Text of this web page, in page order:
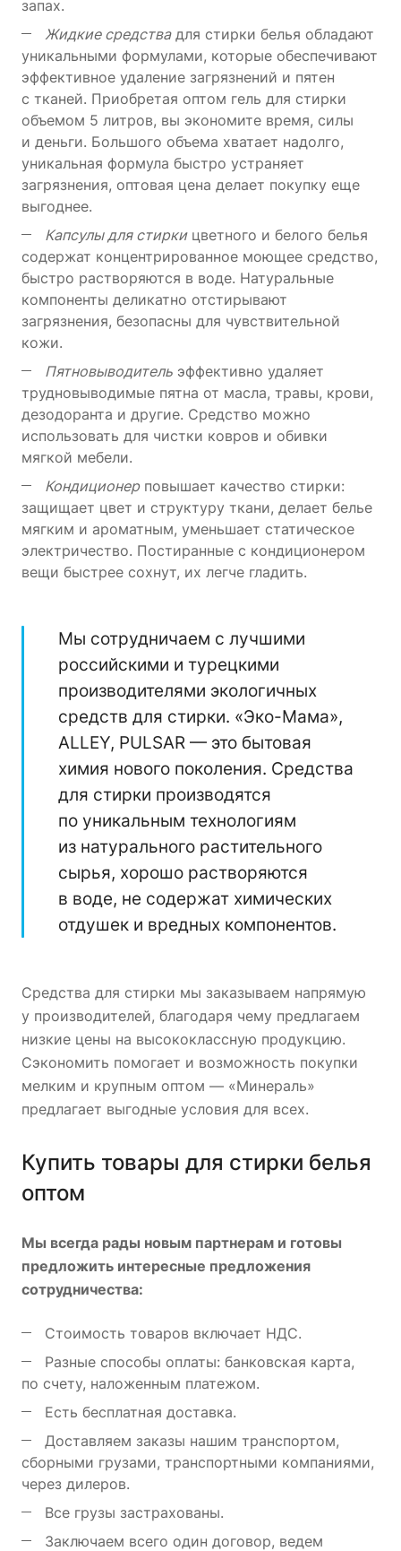
запах.
Жидкие средствадля стирки белья обладают
уникальными формулами, которые обеспечивают
эффективное удаление загрязнений и пятен
с тканей. Приобретая оптом гель для стирки
объемом 5 литров, вы экономите время, силы
и деньги. Большого объема хватает надолго,
уникальная формула быстро устраняет
загрязнения, оптовая цена делает покупку еще
выгоднее.
Капсулы для стиркицветного и белого белья
содержат концентрированное моющее средство,
быстро растворяются в воде. Натуральные
компоненты деликатно отстирывают
загрязнения, безопасны для чувствительной
кожи.
Пятновыводитель эффективно удаляет
трудновыводимые пятна от масла, травы, крови,
дезодоранта и другие. Средство можно
использовать для чистки ковров и обивки
мягкой мебели.
Кондиционерповышает качество стирки:
защищает цвет и структуру ткани, делает белье
мягким и ароматным, уменьшает статическое
электричество. Постиранные с кондиционером
вещи быстрее сохнут, их легче гладить.
Мы сотрудничаем с лучшими
российскими и турецкими
производителями экологичных
средств для стирки. «Эко-Мама»,
ALLEY, PULSAR — это бытовая
химия нового поколения. Средства
для стирки производятся
по уникальным технологиям
из натурального растительного
сырья, хорошо растворяются
в воде, не содержат химических
отдушек и вредных компонентов.
Средства для стирки мы заказываем напрямую
у производителей, благодаря чему предлагаем
низкие цены на высококлассную продукцию.
Сэкономить помогает и возможность покупки
мелким и крупным оптом — «Минераль»
предлагает выгодные условия для всех.
Купить товары для стирки белья
оптом
Мы всегда рады новым партнерам и готовы
предложить интересные предложения
сотрудничества:
Стоимость товаров включает НДС.
Разные способы оплаты: банковская карта,
по счету, наложенным платежом.
Есть бесплатная доставка.
Доставляем заказы нашим транспортом,
сборными грузами, транспортными компаниями,
через дилеров.
Все грузы застрахованы.
Заключаем всего один договор, ведем